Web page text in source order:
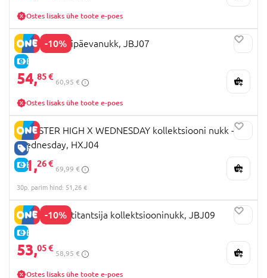
Ostes lisaks ühe toote e-poes
-10%
E-HIND
BARBIE sünnipäevanukk, JBJ07
54,85 €
60,95 €
Ostes lisaks ühe toote e-poes
HEA HIND
E-HIND
MONSTER HIGH X WEDNESDAY kollektsiooni nukk -
Wednesday, HXJ04
51,26 €
69,99 €
30p. parim hind: 51,26 €
-10%
E-HIND
BARBIE balletitantsija kollektsiooninukk, JBJ09
53,05 €
58,95 €
Ostes lisaks ühe toote e-poes